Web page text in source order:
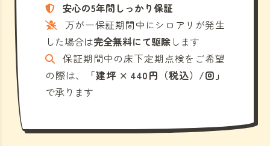
安心の5年間しっかり保証
万が一保証期間中にシロアリが発生
した場合は完全無料にて駆除 します
保証期間中の床下定期点検をご希望
の際は、
「建坪 × 440円（税込）/回」
で承ります